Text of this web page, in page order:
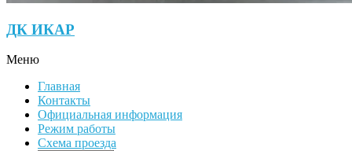
ДК ИКАР
Меню
Главная
Контакты
Официальная информация
Режим работы
Схема проезда